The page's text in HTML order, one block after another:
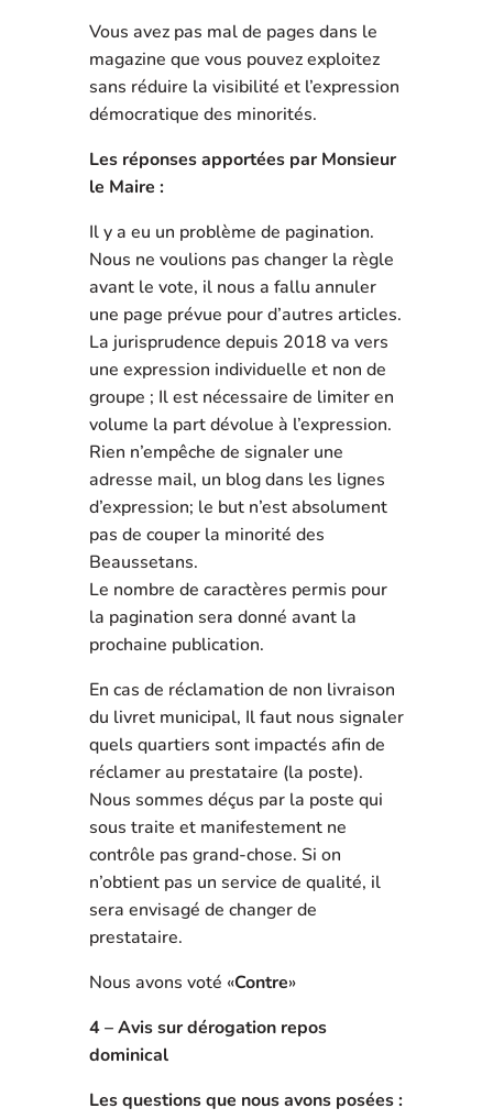
Vous avez pas mal de pages dans le
magazine que vous pouvez exploitez
sans réduire la visibilité et l’expression
démocratique des minorités.
Les réponses apportées par Monsieur
le Maire :
Il y a eu un problème de pagination.
Nous ne voulions pas changer la règle
avant le vote, il nous a fallu annuler
une page prévue pour d’autres articles.
La jurisprudence depuis 2018 va vers
une expression individuelle et non de
groupe ; Il est nécessaire de limiter en
volume la part dévolue à l’expression.
Rien n’empêche de signaler une
adresse mail, un blog dans les lignes
d’expression; le but n’est absolument
pas de couper la minorité des
Beaussetans.
Le nombre de caractères permis pour
la pagination sera donné avant la
prochaine publication.
En cas de réclamation de non livraison
du livret municipal, Il faut nous signaler
quels quartiers sont impactés afin de
réclamer au prestataire (la poste).
Nous sommes déçus par la poste qui
sous traite et manifestement ne
contrôle pas grand-chose. Si on
n’obtient pas un service de qualité, il
sera envisagé de changer de
prestataire.
Nous avons voté «Contre»
4 – Avis sur dérogation repos
dominical
Les questions que nous avons posées :